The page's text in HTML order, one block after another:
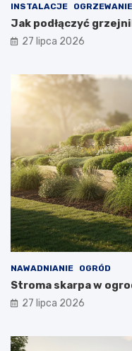
INSTALACJE OGRZEWANIE
Jak podłączyć
27 lipca 2026
NAWADNIANIE OGRÓD
Stroma skarpa w
27 lipca 2026